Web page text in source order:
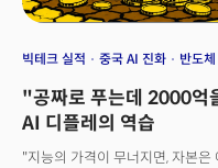
빅테크 실적 중국 AI 진화 반도
"공짜로 푸는데 2000억
AI 디플레의 역습
"지능의 가격이 무너지면, 자본